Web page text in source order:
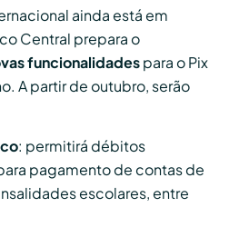
ainda está em
Central prepara o
funcionalidadespara o Pix
A partir de outubro, serão
: permitirá débitos
pagamento de contas de
escolares, entre